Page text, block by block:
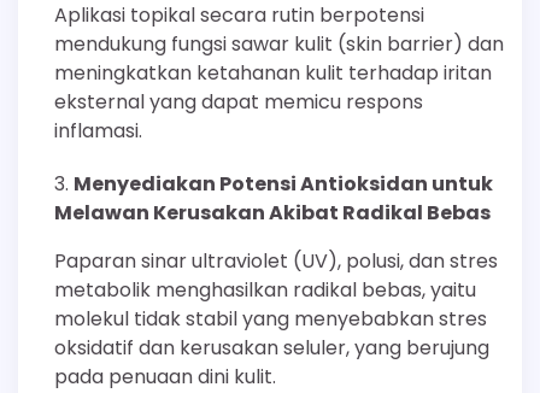
Aplikasi topikal secara rutin berpotensi
mendukung fungsi sawar kulit (skin barrier) dan
meningkatkan ketahanan kulit terhadap iritan
eksternal yang dapat memicu respons
inflamasi.
Menyediakan Potensi Antioksidan untuk
Melawan Kerusakan Akibat Radikal Bebas
Paparan sinar ultraviolet (UV), polusi, dan stres
metabolik menghasilkan radikal bebas, yaitu
molekul tidak stabil yang menyebabkan stres
oksidatif dan kerusakan seluler, yang berujung
pada penuaan dini kulit.